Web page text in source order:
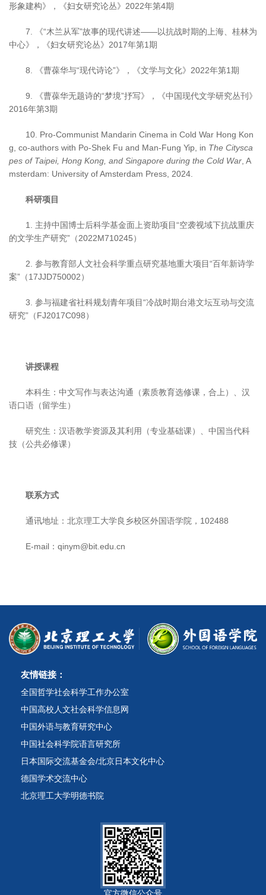
形象建构》，《妇女研究论丛》2022年第4期
7. 《“木兰从军”故事的现代讲述——以抗战时期的上海、桂林为
中心》，《妇女研究论丛》2017年第1期
8. 《曹葆华与“现代诗论”》，《文学与文化》2022年第1期
9. 《曹葆华无题诗的“梦境”抒写》，《中国现代文学研究丛刊》
2016年第3期
10. Pro-Communist Mandarin Cinema in Cold War Hong Kon
g, co-authors with Po-Shek Fu and Man-Fung Yip, in The Citysca
pes of Taipei, Hong Kong, and Singapore during the Cold War , A
msterdam: University of Amsterdam Press, 2024.
科研项目
1. 主持中国博士后科学基金面上资助项目“空袭视域下抗战重庆
的文学生产研究”（2022M710245）
2. 参与教育部人文社会科学重点研究基地重大项目“百年新诗学
案”（17JJD750002）
3. 参与福建省社科规划青年项目“冷战时期台港文坛互动与交流
研究”（FJ2017C098）
讲授课程
本科生：中文写作与表达沟通（素质教育选修课，合上）、汉
语口语（留学生）
研究生：汉语教学资源及其利用（专业基础课）、中国当代科
技（公共必修课）
联系方式
通讯地址：北京理工大学良乡校区外国语学院，102488
E-mail：qinym@bit.edu.cn
友情链接：
全国哲学社会科学工作办公室
中国高校人文社会科学信息网
中国外语与教育研究中心
中国社会科学院语言研究所
日本国际交流基金会/北京日本文化中心
德国学术交流中心
北京理工大学明德书院
官方微信公众号